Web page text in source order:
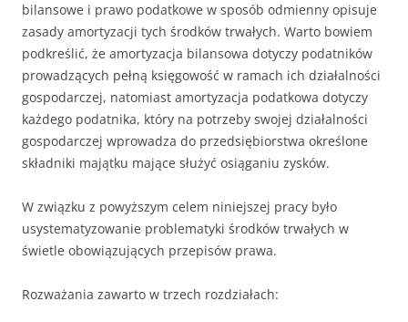
bilansowe i prawo podatkowe w sposób odmienny opisuje
zasady amortyzacji tych środków trwałych. Warto bowiem
podkreślić, że amortyzacja bilansowa dotyczy podatników
prowadzących pełną księgowość w ramach ich działalności
gospodarczej, natomiast amortyzacja podatkowa dotyczy
każdego podatnika, który na potrzeby swojej działalności
gospodarczej wprowadza do przedsiębiorstwa określone
składniki majątku mające służyć osiąganiu zysków.
W związku z powyższym celem niniejszej pracy było
usystematyzowanie problematyki środków trwałych w
świetle obowiązujących przepisów prawa.
Rozważania zawarto w trzech rozdziałach: